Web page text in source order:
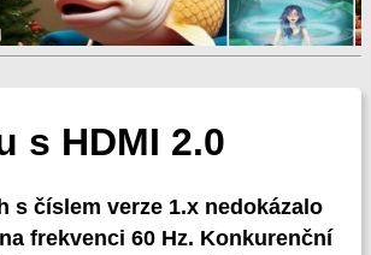
s HDMI 2.0
s číslem verze 1.x nedokázalo
frekvenci 60 Hz. Konkurenční